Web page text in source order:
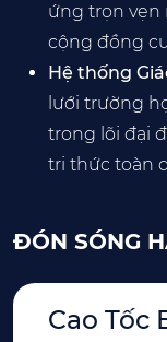
ứng trọn vẹn
cộng đồng
Hệ thống
lưới trường
trong lõi đại
tri thức toàn
ĐÓN SÓNG
Cao Tốc